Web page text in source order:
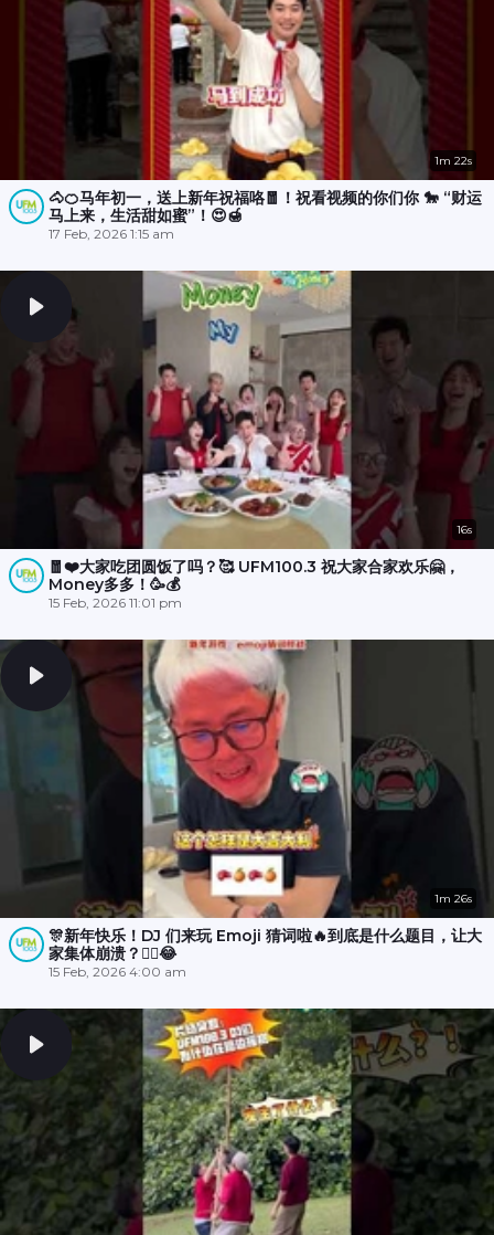
1m 22s
🐴🍊马年初一，送上新年祝福咯🧧！祝看视频的你们你 🐎 “财运
马上来，生活甜如蜜”！😍🍯
17 Feb, 2026 1:15 am
16s
🧧❤️大家吃团圆饭了吗？🥰 UFM100.3 祝大家合家欢乐🤗，
Money多多！🥳💰
15 Feb, 2026 11:01 pm
1m 26s
🎊新年快乐！DJ 们来玩 Emoji 猜词啦🔥到底是什么题目，让大
家集体崩溃？😵‍💫😂
15 Feb, 2026 4:00 am